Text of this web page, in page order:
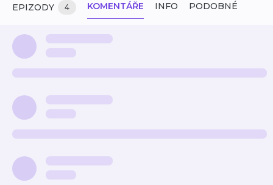
EPIZODY 4 KOMENTÁŘE INFO PODOBNÉ